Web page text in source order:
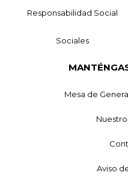
Responsabilidad Social
Sociales
Mesa de
Aviso